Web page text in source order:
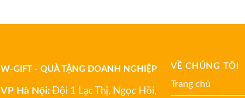
W-GIFT - QUÀ TẶNG DOANH NGHIỆP
VP Hà Nội:Đội 1 Lạc Thị, Ngọc Hồi,
VỀ CHÚNG TÔI
Trang chủ